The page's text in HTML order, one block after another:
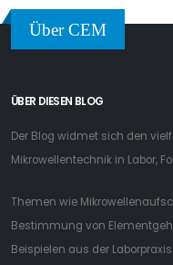
Über CEM
ÜBER DIESEN BLOG
Der Blog widmet sich den
Mikrowellentechnik in Labor,
Themen wie
Bestimmung von
Beispielen aus der